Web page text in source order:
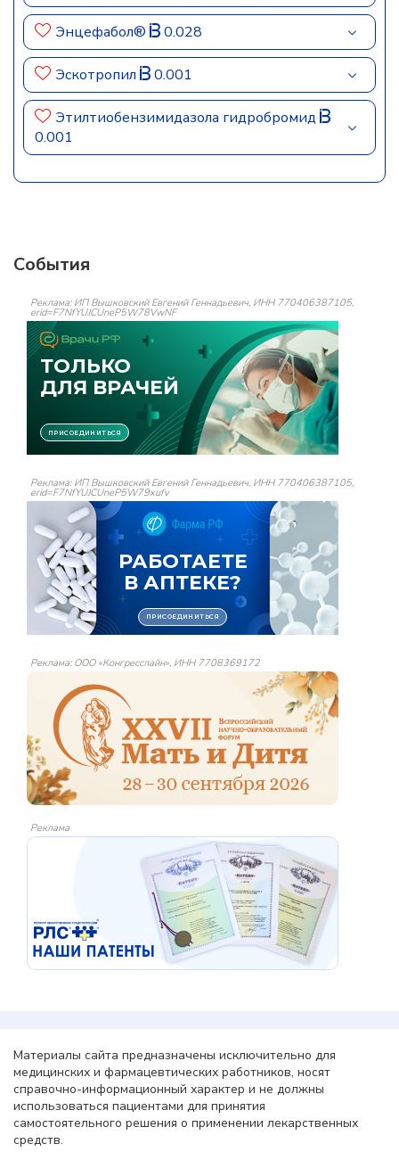
Энцефабол® 0.028
Эскотропил 0.001
Этилтиобензимидазола гидробромид
0.001
События
Реклама: ИП Вышковский Евгений Геннадьевич, ИНН 770406387105,
erid=F7NfYUJCUneP5W78VwNF
Реклама: ИП Вышковский Евгений Геннадьевич, ИНН 770406387105,
erid=F7NfYUJCUneP5W79xufv
Реклама: ООО «Конгресслайн», ИНН 7708369172
Реклама
Материалы сайта предназначены исключительно для
медицинских и фармацевтических работников, носят
справочно-информационный характер и не должны
использоваться пациентами для принятия
самостоятельного решения о применении лекарственных
средств.